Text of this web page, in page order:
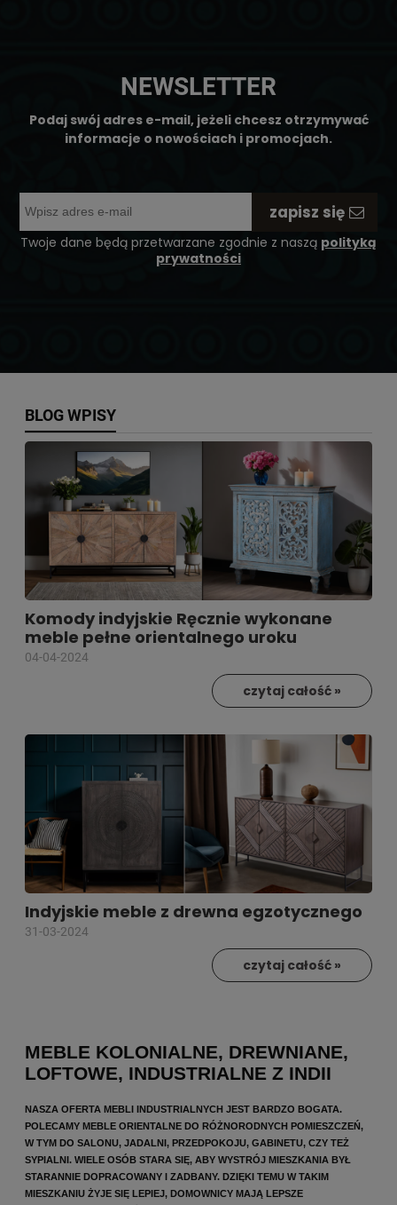
NEWSLETTER
Podaj swój adres e-mail, jeżeli chcesz otrzymywać
informacje o nowościach i promocjach.
zapisz się
Twoje dane będą przetwarzane zgodnie z naszą polityką
prywatności
BLOG WPISY
Komody indyjskie Ręcznie wykonane
meble pełne orientalnego uroku
04-04-2024
czytaj całość »
Indyjskie meble z drewna egzotycznego
31-03-2024
czytaj całość »
MEBLE KOLONIALNE, DREWNIANE,
LOFTOWE, INDUSTRIALNE Z INDII
NASZA OFERTA MEBLI INDUSTRIALNYCH JEST BARDZO BOGATA.
POLECAMY MEBLE ORIENTALNE DO RÓŻNORODNYCH POMIESZCZEŃ,
W TYM DO SALONU, JADALNI, PRZEDPOKOJU, GABINETU, CZY TEŻ
SYPIALNI. WIELE OSÓB STARA SIĘ, ABY WYSTRÓJ MIESZKANIA BYŁ
STARANNIE DOPRACOWANY I ZADBANY. DZIĘKI TEMU W TAKIM
MIESZKANIU ŻYJE SIĘ LEPIEJ, DOMOWNICY MAJĄ LEPSZE